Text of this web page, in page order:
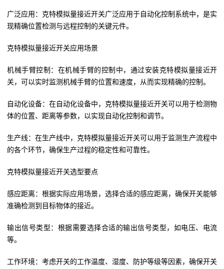
广泛应用：克特模拟量接近开关广泛应用于自动化控制系统中，是实
现精确位置检测与远程控制的关键元件。
克特模拟量接近开关应用场景
机械手臂控制：在机械手臂的控制中，通过安装克特模拟量接近开
关，可以实时监测机械手臂的位置和速度，从而实现精确的控制。
自动化设备：在自动化设备中，克特模拟量接近开关可以用于检测物
体的位置、距离等参数，以实现自动化控制和调节。
生产线：在生产线中，克特模拟量接近开关可以用于监测生产流程中
的各个环节，确保生产过程的稳定性和可靠性。
克特模拟量接近开关选型要点
感应距离：根据实际应用场景，选择合适的感应距离，确保开关能够
准确检测到目标物体的接近。
输出信号类型：根据需要选择合适的输出信号类型，如电压、电流
等。
工作环境：考虑开关的工作温度、湿度、防护等级等因素，确保开关